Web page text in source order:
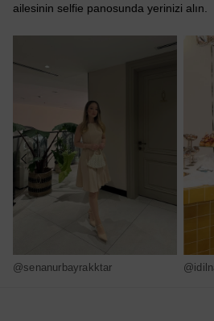
ailesinin selfie panosunda yerinizi alın.
@senanurbayrakktar